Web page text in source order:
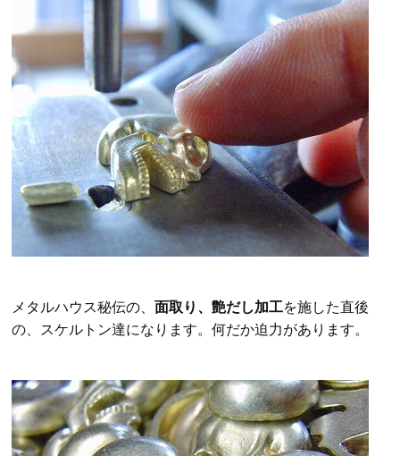
メタルハウス秘伝の、面取り、艶だし加工を施した直後
の、スケルトン達になります。何だか迫力があります。